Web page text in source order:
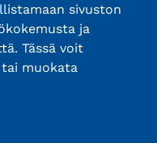
sivuston
ja
Tässä voit
tai muokata